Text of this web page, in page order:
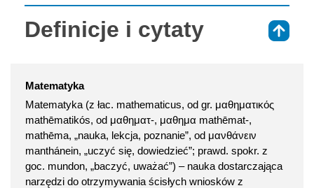
Definicje i cytaty
Matematyka
Matematyka (z łac. mathematicus, od gr. μαθηματικός
mathēmatikós, od μαθηματ-, μαθημα mathēmat-,
mathēma, „nauka, lekcja, poznanie”, od μανθάνειν
manthánein, „uczyć się, dowiedzieć”; prawd. spokr. z
goc. mundon, „baczyć, uważać”) – nauka dostarczająca
narzędzi do otrzymywania ścisłych wniosków z